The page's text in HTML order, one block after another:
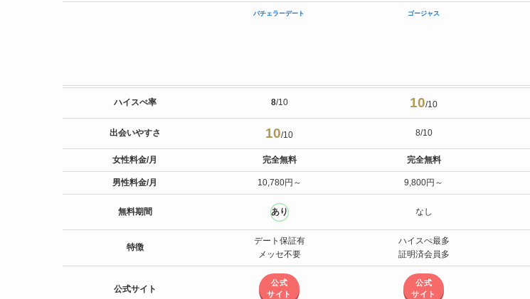
バチェラーデート ゴージャス
ハイスぺ率 8/10 10/10
出会いやすさ 10/10 8/10
女性料金/月 完全無料 完全無料
男性料金/月 10,780円～ 9,800円～
無料期間 あり なし
特徴
デート保証有
メッセ不要
ハイスぺ最多
証明済会員多
公式サイト
公式
サイト
公式
サイト